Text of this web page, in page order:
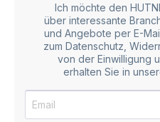
Ich möchte den
über interessante
und Angebote per E-
zum Datenschutz,
von der Einwilligung
erhalten Sie in